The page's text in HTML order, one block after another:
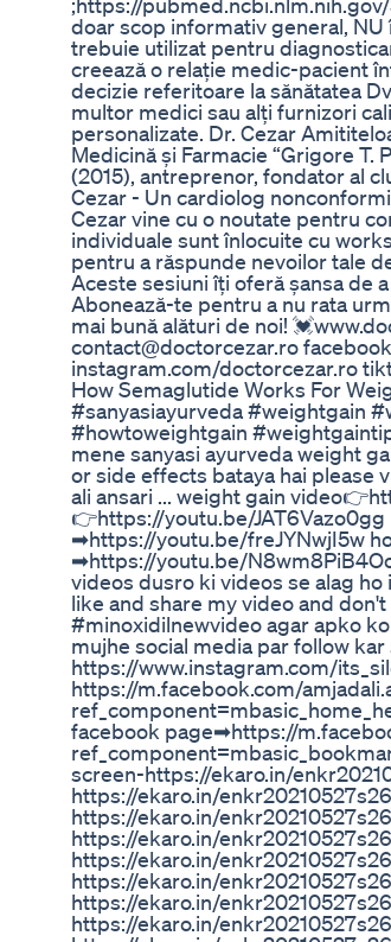
doar scop informativ general,
trebuie utilizat pentru
creează o relație medic-pacient
decizie referitoare la sănătatea
multor medici sau alți furnizori
personalizate. Dr. Cezar
Medicină și Farmacie “Grigore T.
(2015), antreprenor, fondator al
Cezar - Un cardiolog
Cezar vine cu o noutate pentru
individuale sunt înlocuite cu
pentru a răspunde nevoilor tale
Aceste sesiuni îți oferă șansa de
Abonează-te pentru a nu rata
mai bună alături de noi!
contact@doctorcezar.ro
instagram.com/doctorcezar.ro
How Semaglutide Works For
#sanyasiayurveda #weightgain
#howtoweightgain
mene sanyasi ayurveda weight
or side effects bataya hai please
ali ansari ... weight gain
👉https://youtu.be/
➡https://youtu.be/freJYNwjI5w
➡https://youtu.be/
videos dusro ki videos se alag
like and share my video and
#minoxidilnewvideo agar apko
mujhe social media par follow
https://www.instagram.com/
https://m.facebook.com/
facebook page➡https://
screen-https://ekaro.in/
https://ekaro.in/
https://ekaro.in/
https://ekaro.in/
https://ekaro.in/
https://ekaro.in/
https://ekaro.in/
https://ekaro.in/